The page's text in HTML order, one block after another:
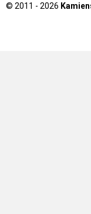
© 2011 - 2026